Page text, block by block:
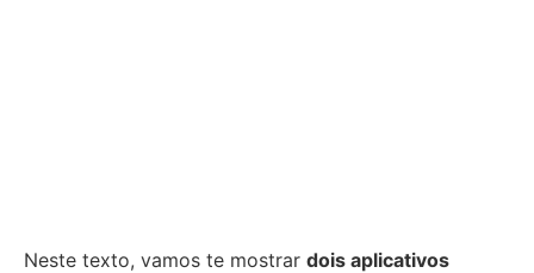
Neste texto, vamos te mostrar dois aplicativos